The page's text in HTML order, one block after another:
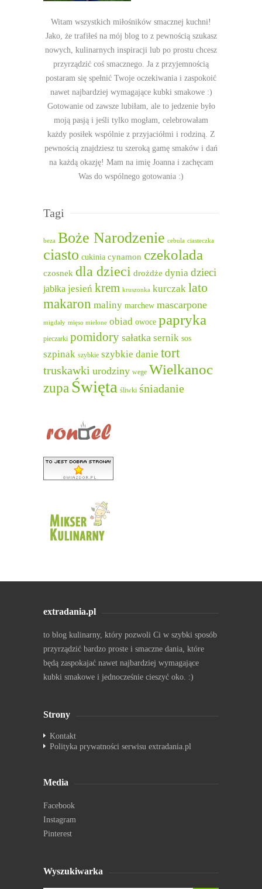
Witam wszystkich miłośników smacznej kuchni!
Jako, że trafiłeś na mój blog to z pewnością szukasz
nowych, kulinarnych inspiracji lub po prostu chcesz
przyrządzić coś smacznego. Ja z przyjemnością
postaram się spełnić Twoje oczekiwania i zaspokoić
nawet najbardziej wymagające kubki smakowe :)
Gotowanie od zawsze lubiłam, ale to jedzenie było
moją pasją i jeśli tylko mogłam, celebrowałam
każdy posiłek wspólnie z przyjaciółmi i rodziną. Z
pewnością znajdziesz tu szeroką gamę smaków i dań
na każdą okazję! Mam na imię Joanna i zachęcam
Was do wspólnego gotowania :)
Tagi
beza Boże Narodzenie cebula ciasteczka
ciasto cukinia cynamon czekolada
czosnek dla dzieci drożdże dynia dzieci
jabłka jesień krem kruszonka kurczak lato
makaron maliny marchew mascarpone
migdały mięso mielone obiad owoce papryka
pieczarki pomidory sałatka sernik sos
szpinak szybkie szybkie danie tort
truskawki urodziny wege Wielkanoc
zupa Święta śliwki śniadanie
extradania.pl
to blog kulinarny, który pozwoli Ci w szybki sposób
przyrządzić bardzo proste i smaczne dania, które
będą zaspokajać nawet najbardziej wymagające
kubki smakowe i jednocześnie cieszyć oko. :)
Strony
Kontakt
Polityka prywatności serwisu extradania.pl
Media
Facebook
Instagram
Pinterest
Wyszukiwarka